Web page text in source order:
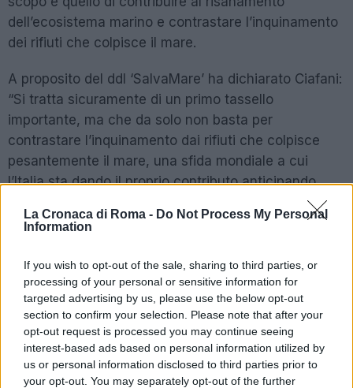
La Cronaca di Roma - Do Not Process My Personal
Information
If you wish to opt-out of the sale, sharing to third parties, or
processing of your personal or sensitive information for
targeted advertising by us, please use the below opt-out
section to confirm your selection. Please note that after your
opt-out request is processed you may continue seeing
interest-based ads based on personal information utilized by
us or personal information disclosed to third parties prior to
your opt-out. You may separately opt-out of the further
dell’ecosistema marino e contrastare l’inquinamento
dei rifiuti che colpisce il mare.
A proposito del ddl ‘SalvaMare’ ha dichiarato Ciafani:
“Si tratta sicuramente di un primo tassello
importante, ma che da solo non basta per
contrastare l’inquinamento dai rifiuti che colpisce
pesantemente il mare, una sfida mondiale a cui
l’Italia sta dando il proprio contributo anticipando
svolto questa mattina nell’ambito della XXIII edizione
di Ecomondo alla Fiera di Rimini ed è stato
organizzato da Legambiente e promosso dal
Comitato Tecnico Scientifico Ecomondo con
Associazione Mediterranea Acquacoltori, Bluemed,
Corepla, Enea, IPPR e Clean Sea Life.